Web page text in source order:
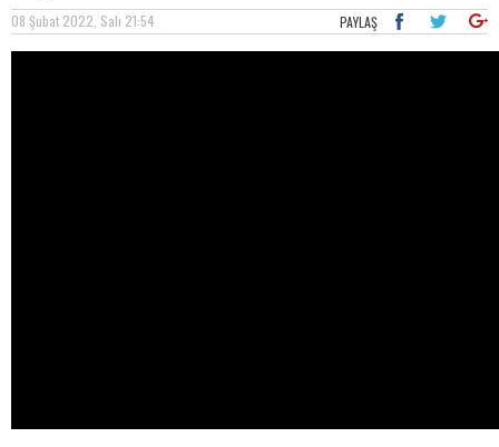
08 Şubat 2022, Salı 21:54 PAYLAŞ